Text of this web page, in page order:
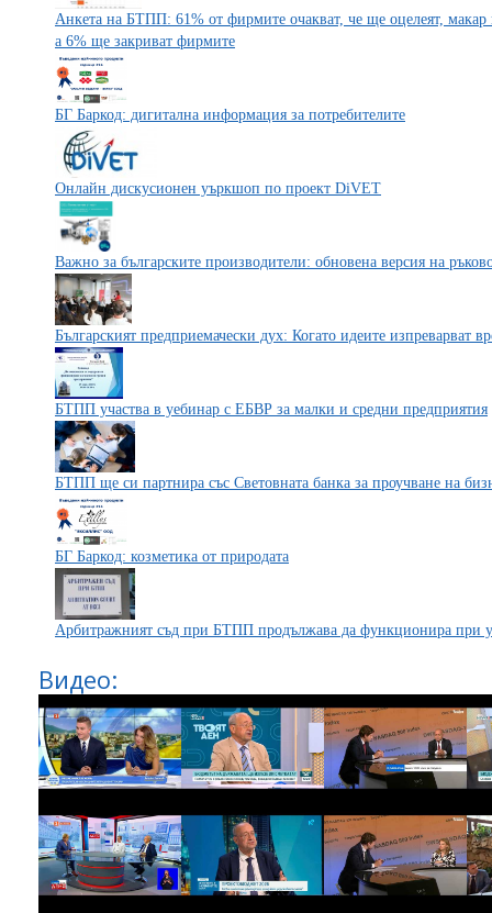
Анкета на БТПП: 61% от фирмите очакват, че ще оцелеят,
а 6% ще закриват фирмите
БГ Баркод: дигитална информация за потребителите
Онлайн дискусионен уъркшоп по проект DiVET
Важно за българските производители: обновена версия на
Българският предприемачески дух: Когато идеите изпреварват
БТПП участва в уебинар с ЕБВР за малки и средни предприятия
БТПП ще си партнира със Световната банка за проучване на
БГ Баркод: козметика от природата
Арбитражният съд при БТПП продължава да функционира при
Видео: